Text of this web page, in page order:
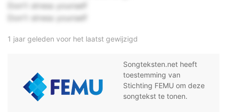
Don't stress yourself
Don't stress yourself
1 jaar geleden voor het laatst gewijzigd
Songteksten.net heeft
toestemming van
Stichting FEMU om deze
songtekst te tonen.